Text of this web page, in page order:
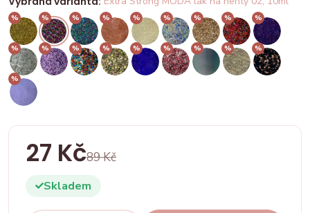
% % % % % % % % %
% % % % % % % % %
%
27 Kč89 Kč
Skladem